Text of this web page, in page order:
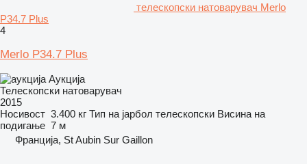
телескопски натоварувач Merlo
P34.7 Plus
4
Merlo P34.7 Plus
Аукција
Телескопски натоварувач
2015
Носивост 3.400 кг Тип на јарбол телескопски Висина на
подигање 7 м
Франција, St Aubin Sur Gaillon